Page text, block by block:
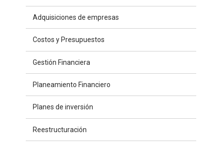
Adquisiciones de empresas
Costos y Presupuestos
Gestión Financiera
Planeamiento Financiero
Planes de inversión
Reestructuración